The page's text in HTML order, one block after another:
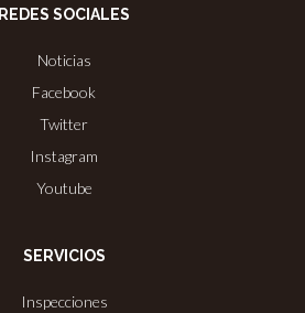
REDES SOCIALES
Noticias
Facebook
Twitter
Instagram
Youtube
SERVICIOS
Inspecciones